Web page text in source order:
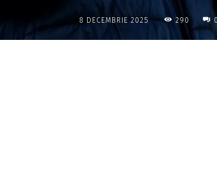
8 DECEMBRIE 2025 290